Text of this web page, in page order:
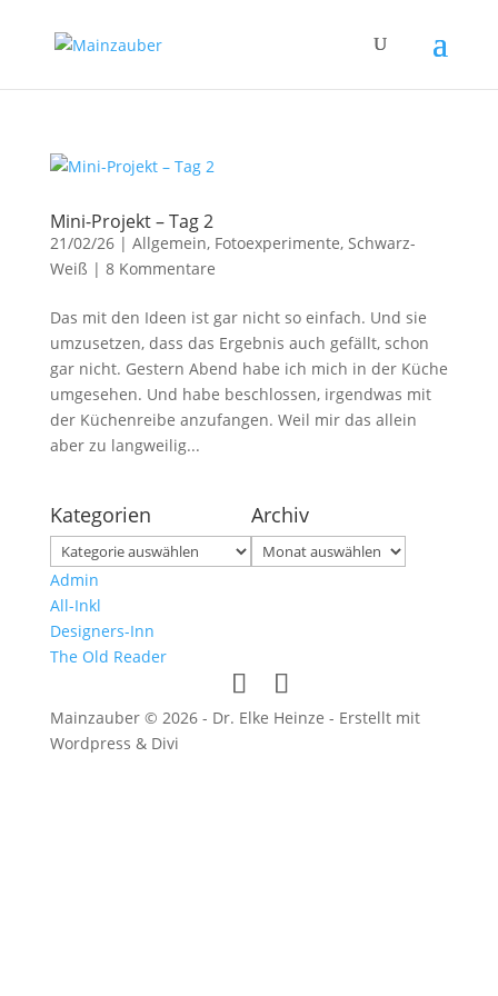
Mini-Projekt – Tag 2
21/02/26| Allgemein, Fotoexperimente, Schwarz-
Weiß | 8 Kommentare
Das mit den Ideen ist gar nicht so einfach. Und sie
umzusetzen, dass das Ergebnis auch gefällt, schon
gar nicht. Gestern Abend habe ich mich in der Küche
umgesehen. Und habe beschlossen, irgendwas mit
der Küchenreibe anzufangen. Weil mir das allein
aber zu langweilig...
Kategorien
Kategorien
Archiv
Archiv
Admin
All-Inkl
Designers-Inn
The Old Reader
Mainzauber © 2026 - Dr. Elke Heinze - Erstellt mit
Wordpress & Divi